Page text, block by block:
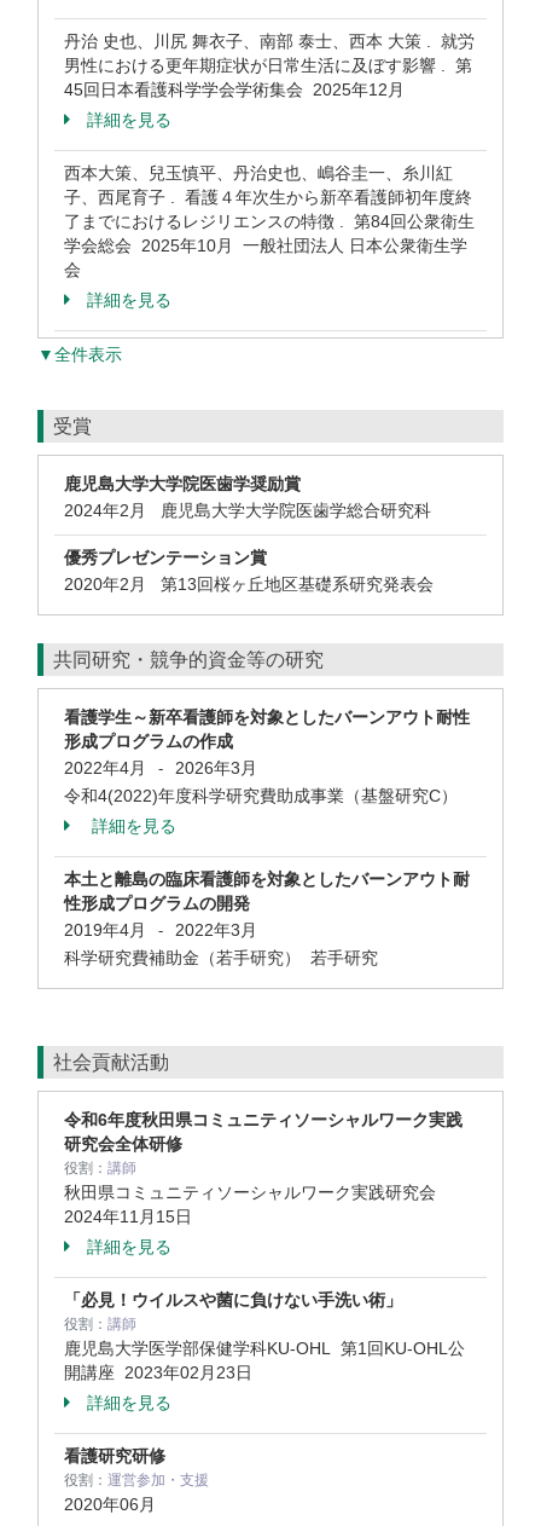
丹治 史也、川尻 舞衣子、南部 泰士、西本 大策 . 就労
男性における更年期症状が日常生活に及ぼす影響 . 第
45回日本看護科学学会学術集会 2025年12月
詳細を見る
西本大策、兒玉慎平、丹治史也、嶋谷圭一、糸川紅
子、西尾育子 . 看護４年次生から新卒看護師初年度終
了までにおけるレジリエンスの特徴 . 第84回公衆衛生
学会総会 2025年10月 一般社団法人 日本公衆衛生学
会
詳細を見る
▼全件表示
受賞
鹿児島大学大学院医歯学奨励賞
2024年2月 鹿児島大学大学院医歯学総合研究科
優秀プレゼンテーション賞
2020年2月 第13回桜ヶ丘地区基礎系研究発表会
共同研究・競争的資金等の研究
看護学生～新卒看護師を対象としたバーンアウト耐性
形成プログラムの作成
2022年4月
-
2026年3月
令和4(2022)年度科学研究費助成事業（基盤研究C）
詳細を見る
本土と離島の臨床看護師を対象としたバーンアウト耐
性形成プログラムの開発
2019年4月
-
2022年3月
科学研究費補助金（若手研究） 若手研究
社会貢献活動
令和6年度秋田県コミュニティソーシャルワーク実践
研究会全体研修
役割： 講師
秋田県コミュニティソーシャルワーク実践研究会
2024年11月15日
詳細を見る
「必見！ウイルスや菌に負けない手洗い術」
役割： 講師
鹿児島大学医学部保健学科KU-OHL 第1回KU-OHL公
開講座 2023年02月23日
詳細を見る
看護研究研修
役割： 運営参加・支援
2020年06月